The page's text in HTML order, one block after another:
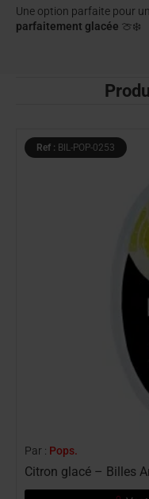
Une option parfaite pour
parfaitement glacée 🍈❄️
Ref : BIL-POP-0253
Par : Pops.
Citron glacé – Billes